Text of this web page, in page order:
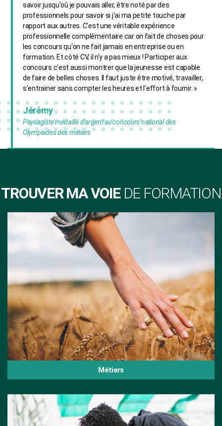
savoir jusqu'où je pouvais aller, être noté par des
professionnels pour savoir si j'ai ma petite touche par
rapport aux autres. C'est une véritable expérience
professionnelle complémentaire car on fait de choses pour
les concours qu'on ne fait jamais en entreprise ou en
formation. Et côté CV, il n'y a pas mieux ! Participer aux
concours c'est aussi montrer que la jeunesse est capable
de faire de belles choses. Il faut juste être motivé, travailler,
s'entrainer sans compter les heures et l'effort à fournir. »
Jérémy
Paysagiste médaillé d'argent au concours national des
Olympiades des métiers
TROUVER MA VOIE DE FORMATION
Métiers